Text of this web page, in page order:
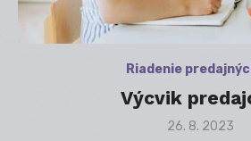
Riadenie
Výcvik
Posted
26. 8. 2023